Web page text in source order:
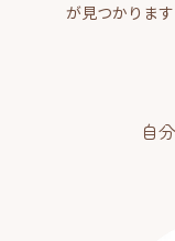
が見つかりま
自